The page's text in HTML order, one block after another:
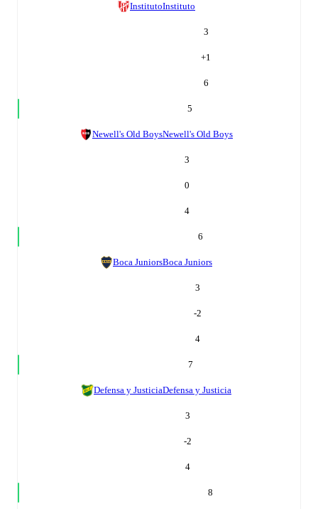
InstitutoInstituto
3
+1
6
5
Newell's Old BoysNewell's Old Boys
3
0
4
6
Boca JuniorsBoca Juniors
3
-2
4
7
Defensa y JusticiaDefensa y Justicia
3
-2
4
8